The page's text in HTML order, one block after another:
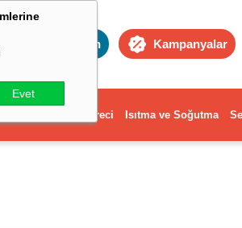
Evet
Toptan Kampanyalar
ve Ev Gereci Isıtma ve Soğutma